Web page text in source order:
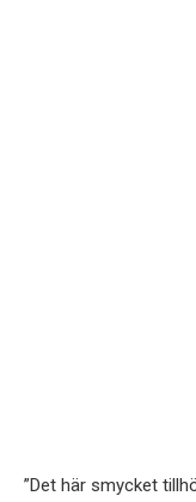
”Det här smycket